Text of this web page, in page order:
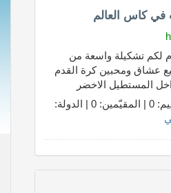
في كاس العالم
لكم تشكيلة واسعة من
عشاق ومحبين كرة القدم
المستطيل الاخضر